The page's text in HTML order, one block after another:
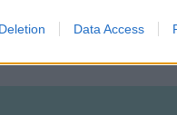
enable storage related to
Data Access